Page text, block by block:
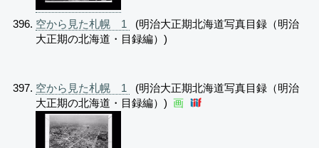
空から見た札幌 1
(明治大正期北海道写真目録（明治
大正期の北海道・目録編）)
空から見た札幌 1
(明治大正期北海道写真目録（明治
大正期の北海道・目録編）) 画